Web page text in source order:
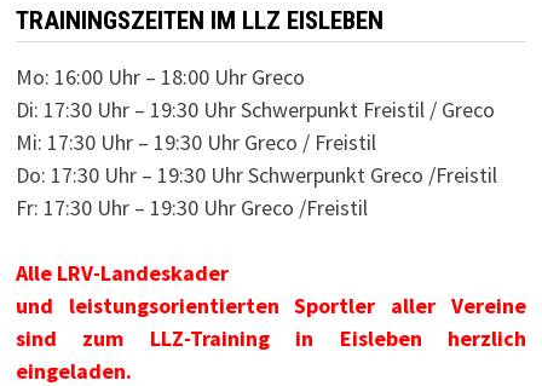
TRAININGSZEITEN IM LLZ EISLEBEN
Mo: 16:00 Uhr – 18:00 Uhr Greco
Di: 17:30 Uhr – 19:30 Uhr Schwerpunkt Freistil / Greco
Mi: 17:30 Uhr – 19:30 Uhr Greco / Freistil
Do: 17:30 Uhr – 19:30 Uhr Schwerpunkt Greco /Freistil
Fr: 17:30 Uhr – 19:30 Uhr Greco /Freistil
Alle LRV-Landeskader
und leistungsorientierten Sportler aller Vereine
sind zum LLZ-Training in Eisleben herzlich
eingeladen.